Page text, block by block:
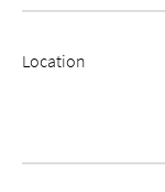
Location